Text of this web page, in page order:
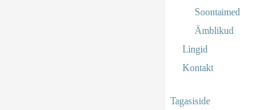
Soontaimed
Ämblikud
Lingid
Kontakt
Tagasiside